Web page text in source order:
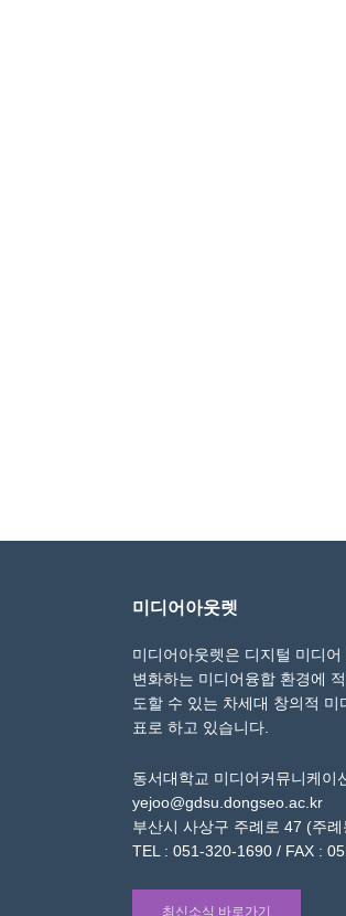
미디어아웃렛
미디어아웃렛은 디지털 미디
변화하는 미디어융합 환경에
도할 수 있는 차세대 창의적
표로 하고 있습니다.
동서대학교 미디어커뮤니케이
yejoo@gdsu.dongseo.ac.kr
부산시 사상구 주례로 47 (주
TEL : 051-320-1690 / FAX :
최신소식 바로가기